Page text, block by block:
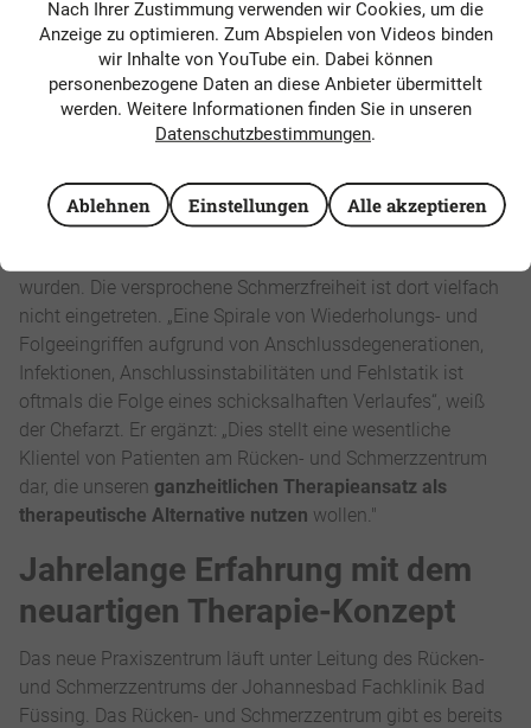
Ziel: „Raus aus der
Operationsspirale“
weitere große Gruppe der Patientenam Rücken- und
Facharztzentrum der Johannesbad Fachklinik Bad Füssing
sind Betroffene, die in der Vergangenheit bereits teilweise
wurden. Die versprochene Schmerzfreiheit ist dort vielfach
nicht eingetreten. „Eine Spirale von Wiederholungs- und
Folgeeingriffen aufgrund von Anschlussdegenerationen,
Infektionen, Anschlussinstabilitäten und Fehlstatik ist
oftmals die Folge eines schicksalhaften Verlaufes“, weiß
der Chefarzt. Er ergänzt: „Dies stellt eine wesentliche
Klientel von Patienten am Rücken- und Schmerzzentrum
dar, die unseren ganzheitlichen Therapieansatz als
therapeutische Alternative nutzen wollen."
Jahrelange Erfahrung mit dem
neuartigen Therapie-Konzept
Das neue Praxiszentrum läuft unter Leitung des Rücken-
und Schmerzzentrums der Johannesbad Fachklinik Bad
Füssing. Das Rücken- und Schmerzzentrum gibt es bereits
Nach Ihrer Zustimmung verwenden wir Cookies, um die
Anzeige zu optimieren. Zum Abspielen von Videos binden
wir Inhalte von YouTube ein. Dabei können
personenbezogene Daten an diese Anbieter übermittelt
werden. Weitere Informationen finden Sie in unseren
Datenschutzbestimmungen.
Ablehnen Einstellungen Alle akzeptieren